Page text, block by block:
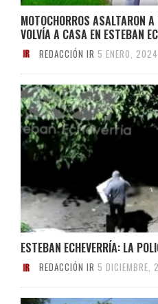
MOTOCHORROS ASALTARON
VOLVÍA A CASA EN ESTEBAN
REDACCIÓN IR 5 ENERO, 2024
ESTEBAN ECHEVERRÍA: LA
REDACCIÓN IR 5 DICIEMBRE,